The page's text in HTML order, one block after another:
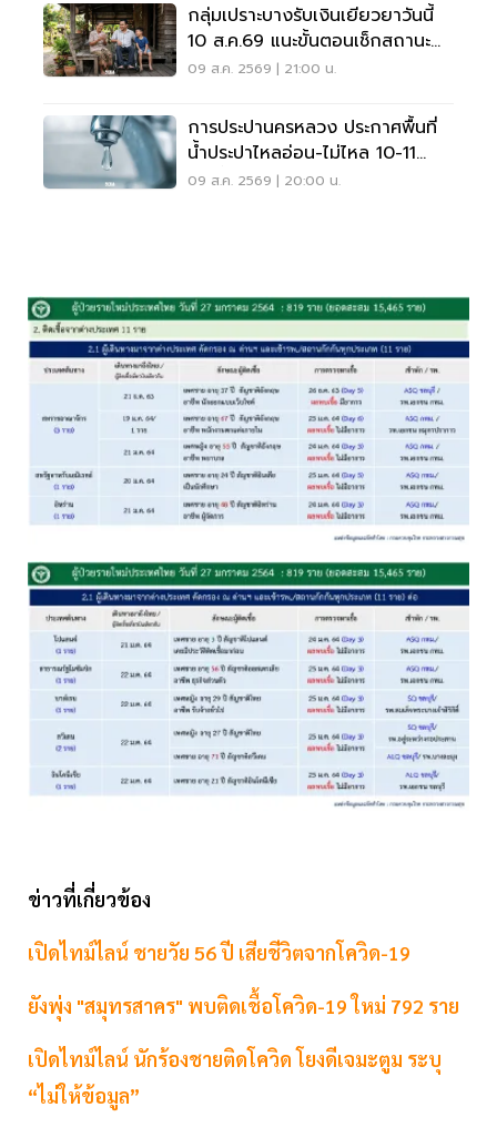
กลุ่มเปราะบางรับเงินเยียวยาวันนี้
10 ส.ค.69 แนะขั้นตอนเช็กสถานะ
ผ่านแอปทางรัฐ
09 ส.ค. 2569 | 21:00 น.
การประปานครหลวง ประกาศพื้นที่
น้ำประปาไหลอ่อน-ไม่ไหล 10-11
ส.ค.นี้ อัปเดตที่นี่
09 ส.ค. 2569 | 20:00 น.
ข่าวที่เกี่ยวข้อง
เปิดไทม์ไลน์ ชายวัย 56 ปี เสียชีวิตจากโควิด-19
ยังพุ่ง "สมุทรสาคร" พบติดเชื้อโควิด-19 ใหม่ 792 ราย
เปิดไทม์ไลน์ นักร้องชายติดโควิด โยงดีเจมะตูม ระบุ
“ไม่ให้ข้อมูล”